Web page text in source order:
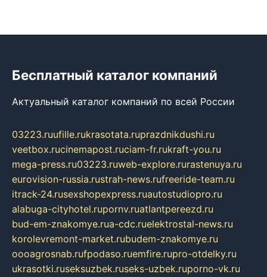
Бесплатный каталог компаний
Актуальный каталог компаний по всей России
03223.ruufille.rukrasotata.ruprazdnikdushi.ru
veetbox.rucinemapost.ruciam-fr.rukraft-you.ru
mega-press.ru03223.ruweb-explore.rurastenuya.ru
eurovision-russia.rustrah-news.rufreeride-team.ru
itrack-24.rusexshopexpress.ruautostudiopro.ru
alabuga-cityhotel.rupornv.ruatlantpereezd.ru
bud-em-znakomye.rua-cdc.ruelektrostal-news.ru
korolevremont-market.rubudem-znakomye.ru
oooagrosnab.rufpodaso.ruemfire.rupro-otdelky.ru
ukrasotki.ruseksuzbek.ruseks-uzbek.ruporno-vk.ru